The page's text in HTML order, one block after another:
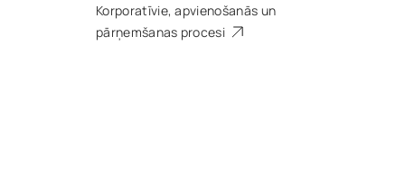
Korporatīvie, apvienošanās un
pārņemšanas procesi